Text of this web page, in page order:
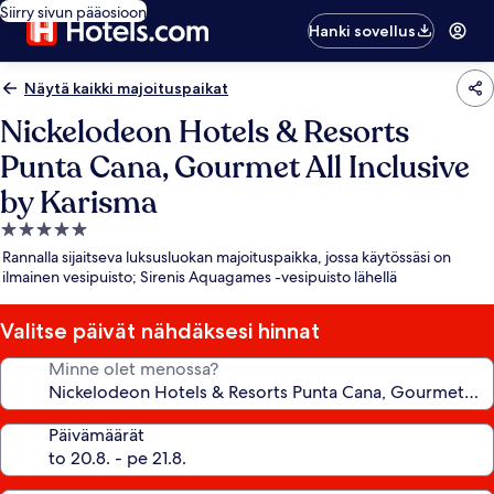
Siirry sivun pääosioon
Hanki sovellus
Näytä kaikki majoituspaikat
Nickelodeon Hotels & Resorts
Punta Cana, Gourmet All Inclusive
by Karisma
5.0
tähden
majoituspaikka
Rannalla sijaitseva luksusluokan majoituspaikka, jossa käytössäsi on
ilmainen vesipuisto; Sirenis Aquagames -vesipuisto lähellä
Valitse päivät nähdäksesi hinnat
Minne olet menossa?
Päivämäärät